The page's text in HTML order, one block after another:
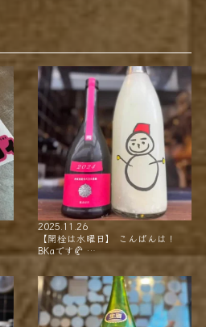
2025.11.26
【開栓は水曜日】 こんばんは！
BKaです🥐 …